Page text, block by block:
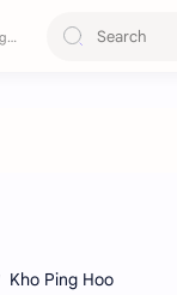
Kho Ping Hoo